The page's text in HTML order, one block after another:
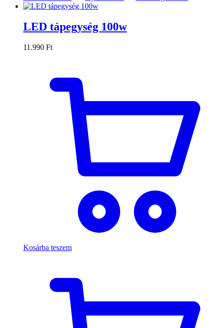
LED tápegység 100w
11.990 Ft
Kosárba teszem